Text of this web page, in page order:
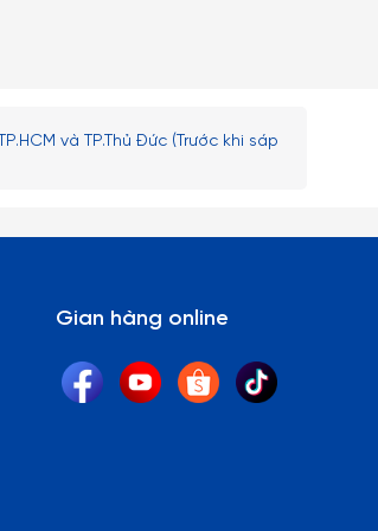
và TP.Thủ Đức (Trước khi sáp
Gian hàng online